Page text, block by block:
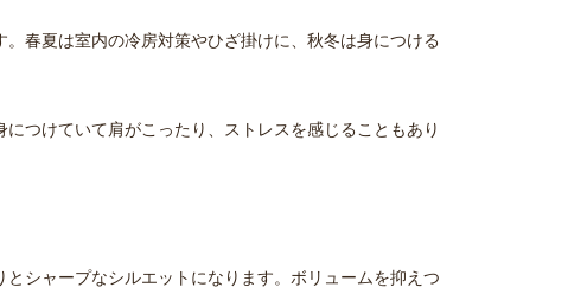
春夏は室内の冷房対策やひざ掛けに、秋冬は身につける
つけていて肩がこったり、ストレスを感じることもあり
シャープなシルエットになります。ボリュームを抑えつ